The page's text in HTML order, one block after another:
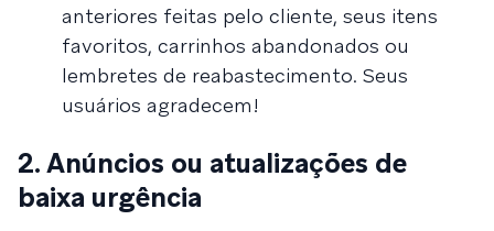
anteriores feitas pelo cliente, seus itens
favoritos, carrinhos abandonados ou
lembretes de reabastecimento. Seus
usuários agradecem!
2. Anúncios ou atualizações de
baixa urgência